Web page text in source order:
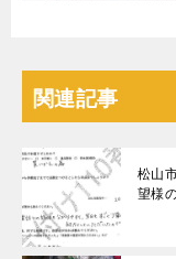
関連記事
松山
望様